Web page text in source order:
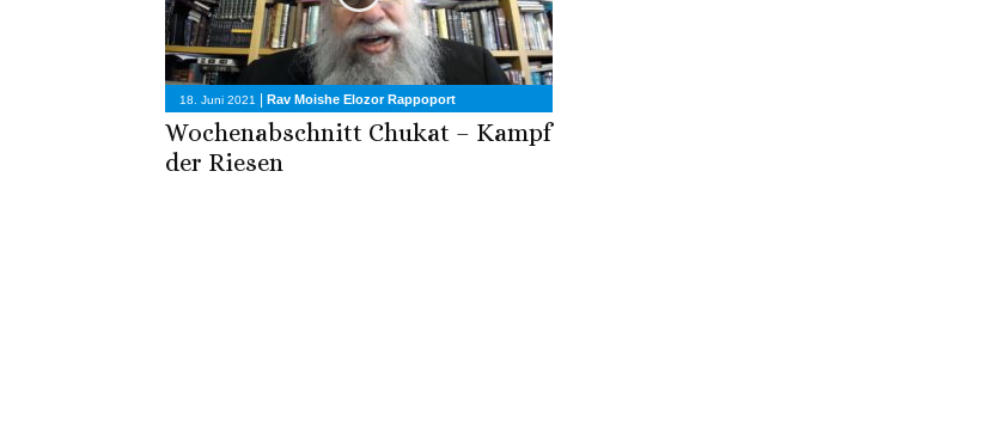
18. Juni 2021 Rav Moishe Elozor Rappoport
Wochenabschnitt Chukat – Kampf
der Riesen